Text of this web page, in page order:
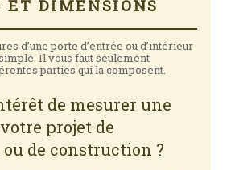
ET DIMENSIONS
d’une porte d’entrée ou d’intérieur
Il vous faut seulement
parties qui la composent.
de mesurer une
projet de
de construction ?